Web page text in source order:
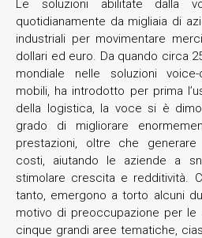
Le soluzioni abilitate dalla
quotidianamente da migliaia di
industriali per movimentare
dollari ed euro. Da quando circa
mondiale nelle soluzioni
mobili, ha introdotto per prima
della logistica, la voce si è
grado di migliorare
prestazioni, oltre che
costi, aiutando le aziende a
stimolare crescita e redditività.
tanto, emergono a torto alcuni
motivo di preoccupazione per le
cinque grandi aree tematiche,